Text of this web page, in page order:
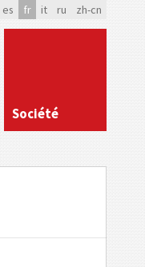
es fr it ru zh-cn
Société